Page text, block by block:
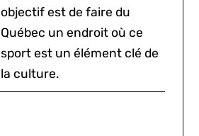
objectif est de faire du
Québec un endroit où ce
sport est un élément clé de
la culture.